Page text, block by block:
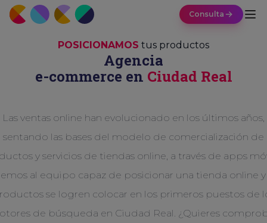
Consulta
POSICIONAMOS tus productos
Agencia
e-commerce en Ciudad Real
Las ventas online han evolucionado en los últimos años,
sentando las bases del modelo de comercialización de
y servicios de tiendas online, a través de apps
al equipo capaz de posicionar una tienda online
se logren colocar en los primeros puestos de
de búsqueda en Ciudad Real. ¿Quieres